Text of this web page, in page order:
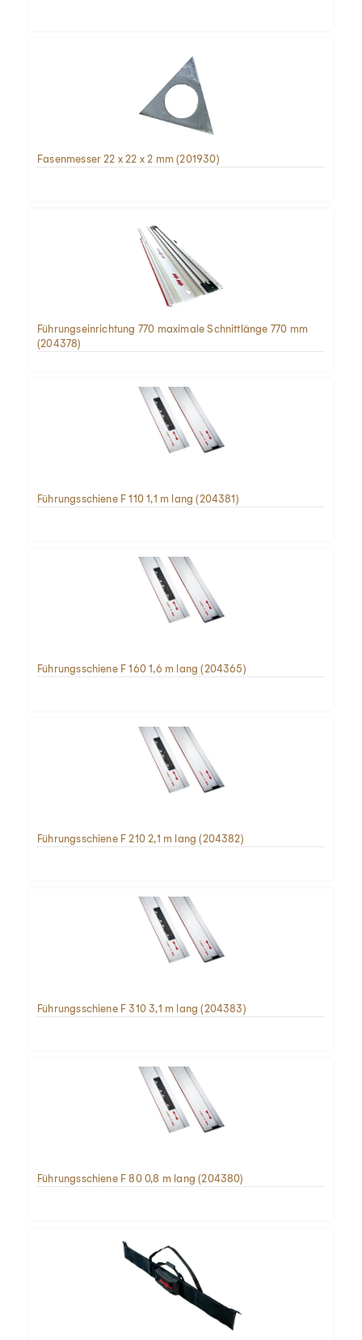
Fasenmesser 22 x 22 x 2 mm (201930)
Führungseinrichtung 770 maximale Schnittlänge 770 mm
(204378)
Führungsschiene F 110 1,1 m lang (204381)
Führungsschiene F 160 1,6 m lang (204365)
Führungsschiene F 210 2,1 m lang (204382)
Führungsschiene F 310 3,1 m lang (204383)
Führungsschiene F 80 0,8 m lang (204380)